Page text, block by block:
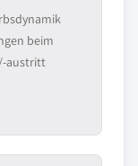
beim
austritt